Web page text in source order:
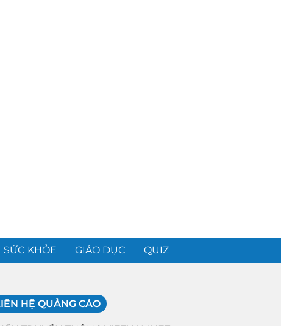
SỨC KHỎE GIÁO DỤC QUIZ
HỆ QUẢNG CÁO